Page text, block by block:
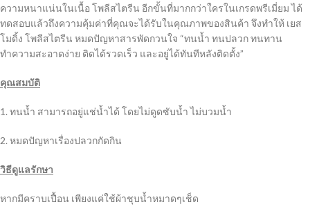
ความหนาแน่นในเนื้อ โพลีสไตรีน อีกขั้นที่มากกว่าใครในเกรดพรีเมี่ยม ได้
ทดสอบแล้วถึงความคุ้มค่าที่คุณจะได้รับในคุณภาพของสินค้า จึงทำให้ เยส
โมดิ้ง โพลีสไตรีน หมดปัญหาสารพัดกวนใจ “ทนน้ำ ทนปลวก ทนทาน
ทำความสะอาดง่าย ติดได้รวดเร็ว และอยู่ได้ทันทีหลังติดตั้ง”
คุณสมบัติ
1. ทนน้ำ สามารถอยู่แช่น้ำได้ โดยไม่ดูดซับน้ำ ไม่บวมน้ำ
2. หมดปัญหาเรื่องปลวกกัดกิน
วิธีดูแลรักษา
หากมีคราบเปื้อน เพียงแค่ใช้ผ้าชุบน้ำหมาดๆเช็ด